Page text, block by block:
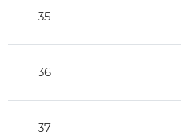
35
36
37